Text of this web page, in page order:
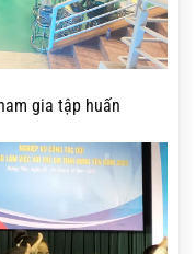
gia tập huấn